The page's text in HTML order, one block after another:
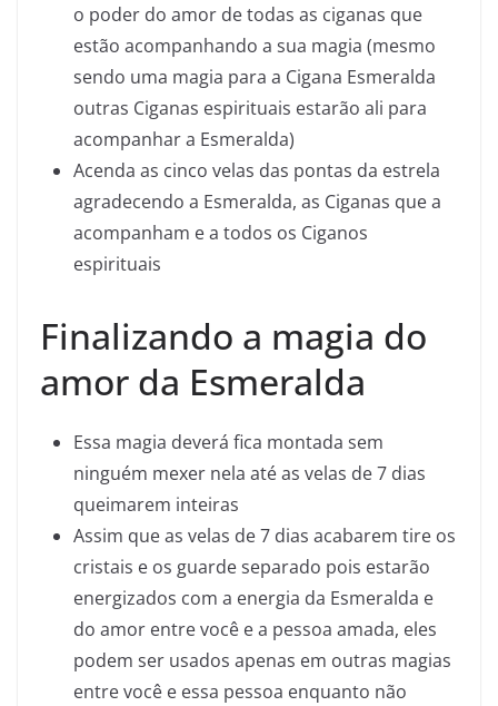
o poder do amor de todas as ciganas que
estão acompanhando a sua magia (mesmo
sendo uma magia para a Cigana Esmeralda
outras Ciganas espirituais estarão ali para
acompanhar a Esmeralda)
Acenda as cinco velas das pontas da estrela
agradecendo a Esmeralda, as Ciganas que a
acompanham e a todos os Ciganos
espirituais
Finalizando a magia do
amor da Esmeralda
Essa magia deverá fica montada sem
ninguém mexer nela até as velas de 7 dias
queimarem inteiras
Assim que as velas de 7 dias acabarem tire os
cristais e os guarde separado pois estarão
energizados com a energia da Esmeralda e
do amor entre você e a pessoa amada, eles
podem ser usados apenas em outras magias
entre você e essa pessoa enquanto não